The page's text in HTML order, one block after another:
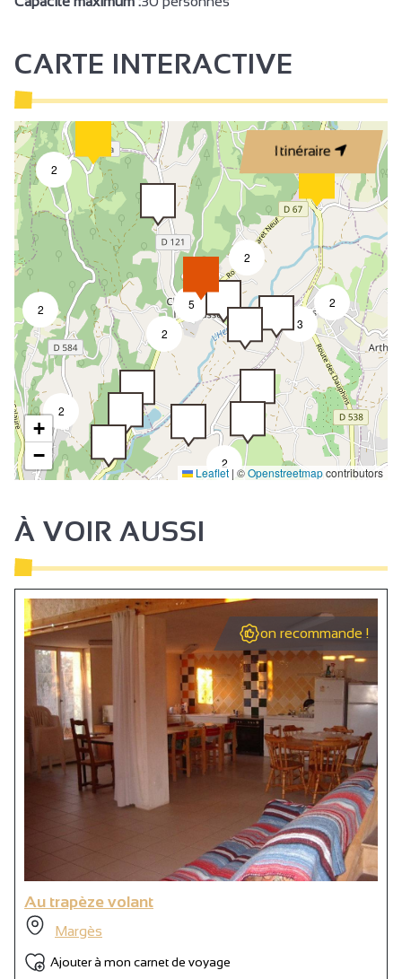
CARTE INTERACTIVE
Itinéraire
2
2
2
2
3
2
2
2
5
+
−
Leaflet | ©Openstreetmapcontributors
À VOIR AUSSI
on recommande !
Au trapèze volant
Margès
Ajouter à mon carnet de voyage